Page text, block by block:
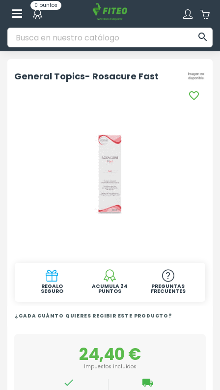
0 puntos

General Topics- Rosacure Fast

REGALO
SEGURO
ACUMULA 24
PUNTOS
PREGUNTAS
FRECUENTES
¿CADA CUÁNTO QUIERES RECIBIR ESTE PRODUCTO?
24,40 €
Impuestos incluidos
 local_shipping